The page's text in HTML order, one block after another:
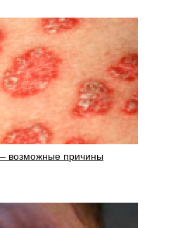
возможные причины